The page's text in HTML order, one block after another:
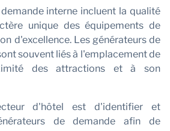
interne incluent la qualité
unique des équipements de
d'excellence. Les générateurs de
souvent liés à l'emplacement de
des attractions et à son
d'hôtel est d'identifier et
de demande afin de